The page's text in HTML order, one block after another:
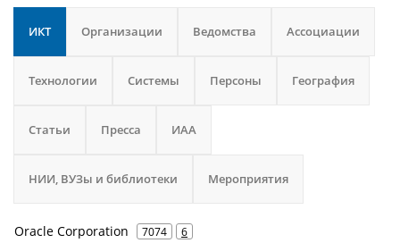
ИКТ Организации Ведомства Ассоциации
Технологии Системы Персоны География
Статьи Пресса ИАА
НИИ, ВУЗы и библиотеки Мероприятия
Oracle Corporation 7074 6